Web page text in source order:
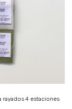
rayados 4 estaciones